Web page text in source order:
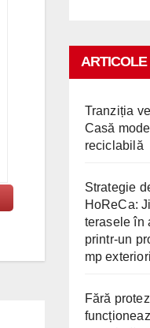
Tranziția
Casă
reciclabilă
Strategie
HoReCa:
terasele în
printr-un
mp
Fără